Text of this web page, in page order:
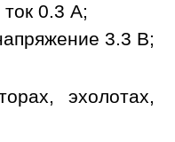
0.3 A;
3.3 В;
эхолотах,